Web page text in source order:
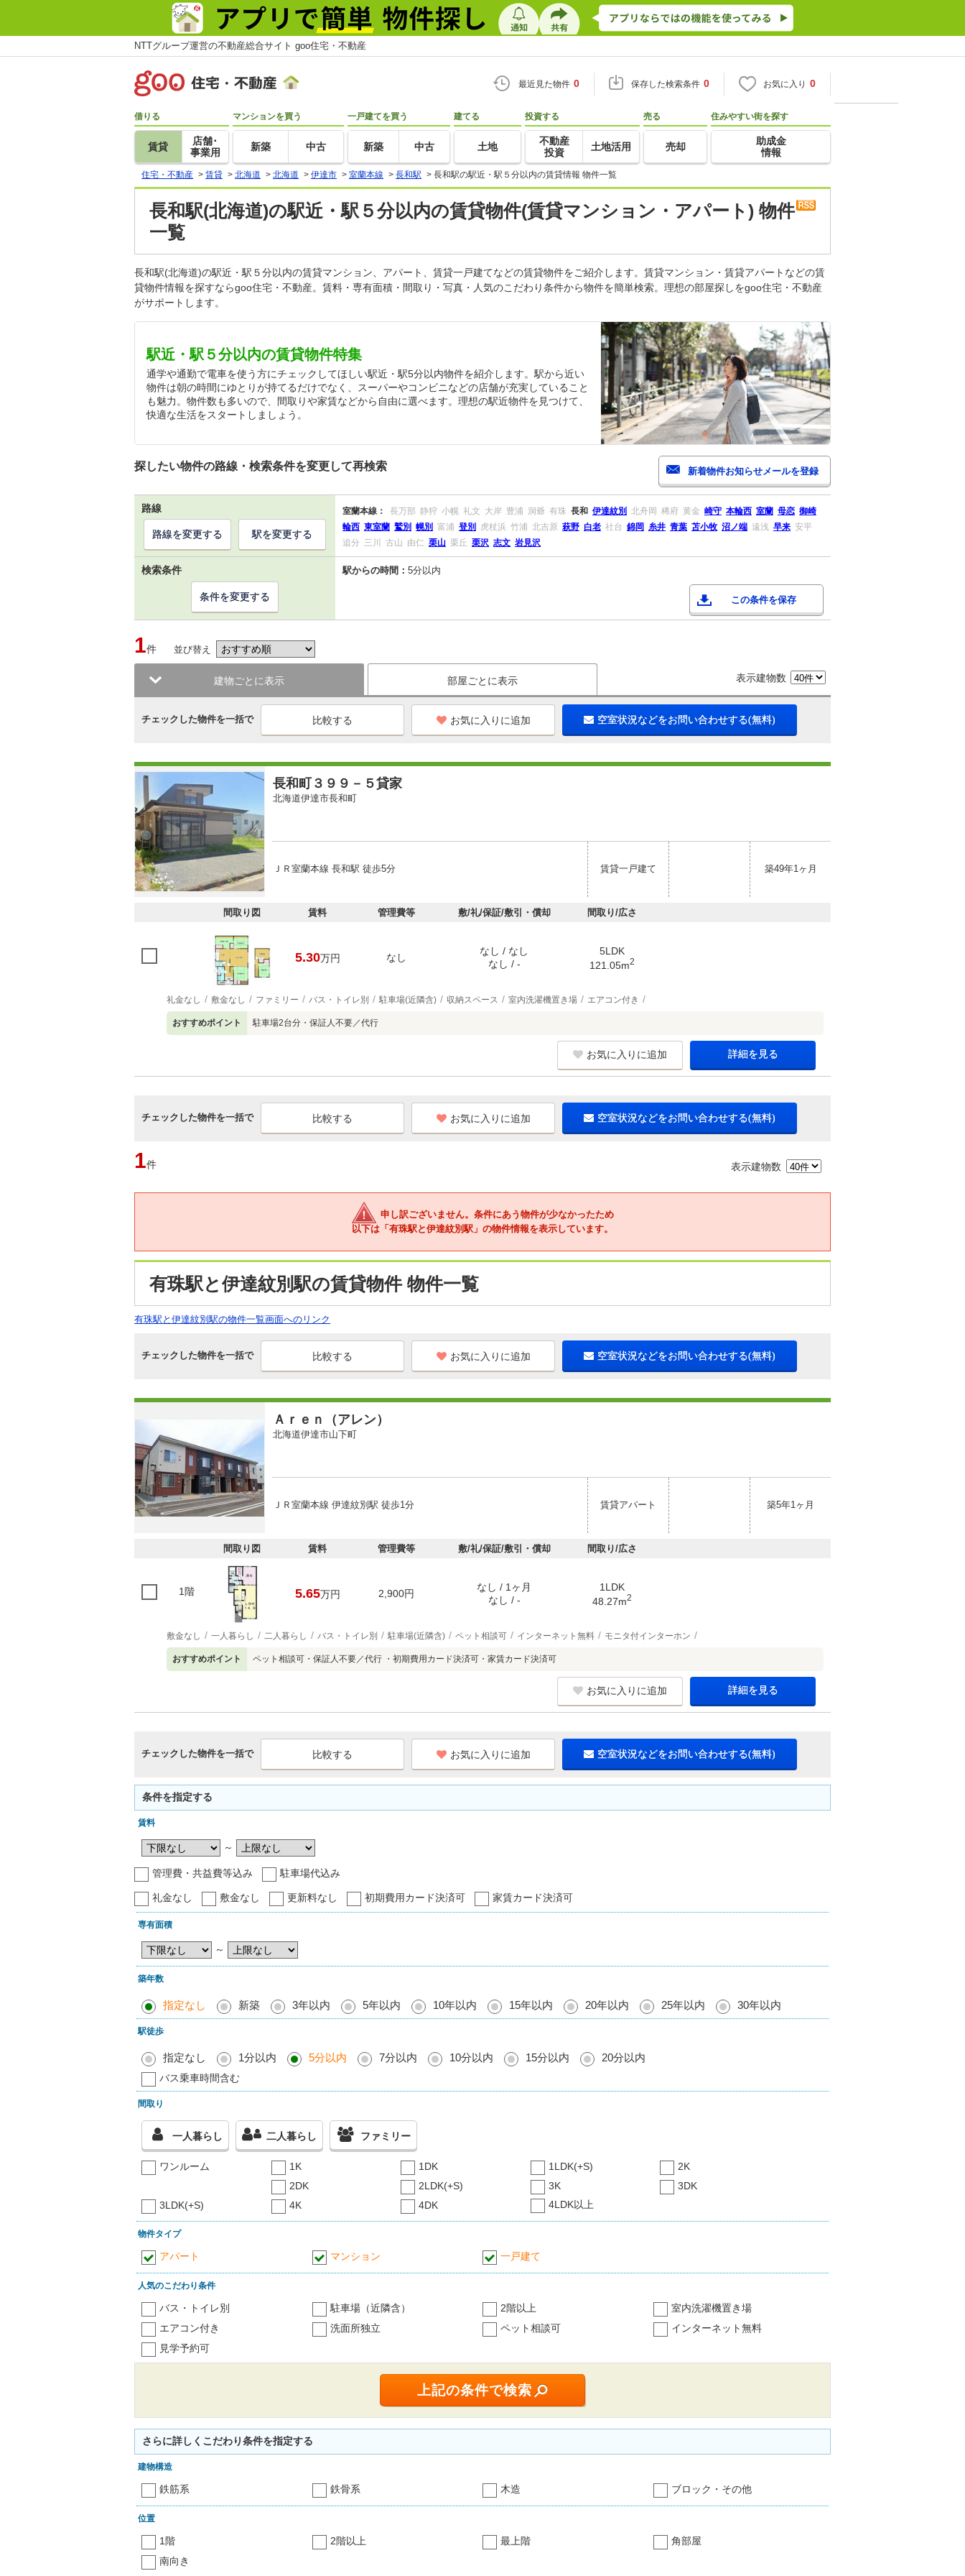
NTTグループ運営の不動産総合サイト goo住宅・不動産
最近見た物件 0 保存した検索条件 0 お気に入り 0
借りる
賃貸
店舗･
事業用
マンションを買う
新築 中古
一戸建てを買う
新築 中古
建てる
土地
投資する
不動産
投資
土地活用
売る
売却
住みやすい街を探す
助成金
情報
住宅・不動産 > 賃貸 > 北海道 > 北海道 > 伊達市 > 室蘭本線 > 長和駅 > 長和駅の駅近・駅５分以内の賃貸情報 物件一覧
長和駅(北海道)の駅近・駅５分以内の賃貸物件(賃貸マンション・アパート) 物件
一覧
長和駅(北海道)の駅近・駅５分以内の賃貸マンション、アパート、賃貸一戸建てなどの賃貸物件をご紹介します。賃貸マンション・賃貸アパートなどの賃
貸物件情報を探すならgoo住宅・不動産。賃料・専有面積・間取り・写真・人気のこだわり条件から物件を簡単検索。理想の部屋探しをgoo住宅・不動産
がサポートします。
駅近・駅５分以内の賃貸物件特集
通学や通勤で電車を使う方にチェックしてほしい駅近・駅5分以内物件を紹介します。駅から近い
物件は朝の時間にゆとりが持てるだけでなく、スーパーやコンビニなどの店舗が充実していること
も魅力。物件数も多いので、間取りや家賃などから自由に選べます。理想の駅近物件を見つけて、
快適な生活をスタートしましょう。
探したい物件の路線・検索条件を変更して再検索
路線 室蘭本線： 長万部 静狩 小幌 礼文 大岸 豊浦 洞爺 有珠 長和 伊達紋別 北舟岡 稀府 黄金 崎守 本輪西 室蘭 母恋 御崎
輪西 東室蘭 鷲別 幌別 富浦 登別 虎杖浜 竹浦 北吉原 萩野 白老 社台 錦岡 糸井 青葉 苫小牧 沼ノ端 遠浅 早来 安平
追分 三川 古山 由仁 栗山 栗丘 栗沢 志文 岩見沢
路線を変更する 駅を変更する
検索条件 駅からの時間： 5分以内
この条件を保存
条件を変更する
1件 並び替え
建物ごとに表示 部屋ごとに表示 表示建物数
チェックした物件を一括で お気に入りに追加 空室状況などをお問い合わせする(無料)
長和町３９９－５貸家
北海道伊達市長和町
ＪＲ室蘭本線 長和駅 徒歩5分 賃貸一戸建て 築49年1ヶ月
間取り図 賃料 管理費等 敷/礼/保証/敷引・償却 間取り/広さ
5.30万円 なし
なし / なし
なし / -
5LDK
121.05m2
礼金なし 敷金なし ファミリー バス・トイレ別 駐車場(近隣含) 収納スペース 室内洗濯機置き場 エアコン付き
おすすめポイント 駐車場2台分・保証人不要／代行
お気に入りに追加 詳細を見る
チェックした物件を一括で お気に入りに追加 空室状況などをお問い合わせする(無料)
1件 表示建物数
申し訳ございません。条件にあう物件が少なかったため
以下は「有珠駅と伊達紋別駅」の物件情報を表示しています。
有珠駅と伊達紋別駅の賃貸物件 物件一覧
有珠駅と伊達紋別駅の物件一覧画面へのリンク
チェックした物件を一括で お気に入りに追加 空室状況などをお問い合わせする(無料)
Ａｒｅｎ（アレン）
北海道伊達市山下町
ＪＲ室蘭本線 伊達紋別駅 徒歩1分 賃貸アパート 築5年1ヶ月
間取り図 賃料 管理費等 敷/礼/保証/敷引・償却 間取り/広さ
1階 5.65万円 2,900円
なし / 1ヶ月
なし / -
1LDK
48.27m2
敷金なし 一人暮らし 二人暮らし バス・トイレ別 駐車場(近隣含) ペット相談可 インターネット無料 モニタ付インターホン
おすすめポイント ペット相談可・保証人不要／代行 ・初期費用カード決済可・家賃カード決済可
お気に入りに追加 詳細を見る
チェックした物件を一括で お気に入りに追加 空室状況などをお問い合わせする(無料)
条件を指定する
賃料
～
管理費・共益費等込み 駐車場代込み
礼金なし 敷金なし 更新料なし 初期費用カード決済可 家賃カード決済可
専有面積
～
築年数
指定なし 新築 3年以内 5年以内 10年以内 15年以内 20年以内 25年以内 30年以内
駅徒歩
指定なし 1分以内 5分以内 7分以内 10分以内 15分以内 20分以内
バス乗車時間含む
間取り
一人暮らし 二人暮らし ファミリー
ワンルーム 1K 1DK 1LDK(+S)
2K
2DK
2LDK(+S) 3K
3DK
3LDK(+S)
4K 4DK 4LDK以上
物件タイプ
アパート マンション 一戸建て
人気のこだわり条件
バス・トイレ別 駐車場（近隣含） 2階以上
室内洗濯機置き場
エアコン付き
洗面所独立 ペット相談可
インターネット無料
見学予約可
さらに詳しくこだわり条件を指定する
建物構造
鉄筋系 鉄骨系 木造 ブロック・その他
位置
1階 2階以上 最上階
角部屋
南向き